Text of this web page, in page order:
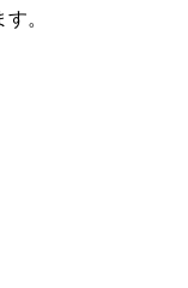
。